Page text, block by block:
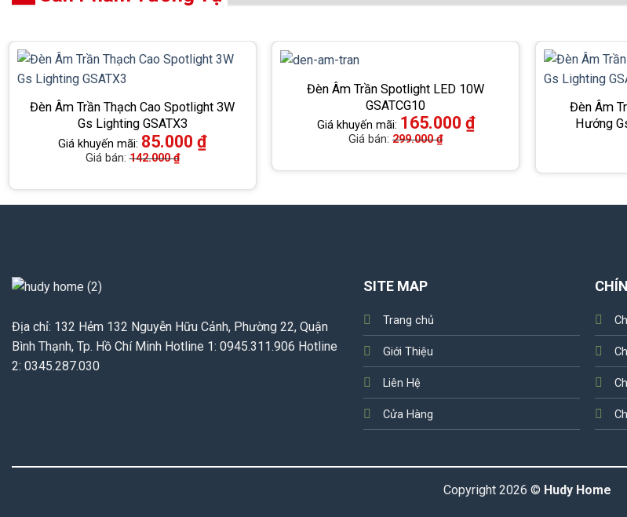
Đèn Âm Trần Thạch Cao Spotlight 3W
Gs Lighting GSATX3
Giá khuyến mãi: 85.000₫
Giá bán:142.000₫
Đèn Âm Trần Spotlight LED 10W
GSATCG10
Giá khuyến mãi: 165.000 ₫
Giá bán:299.000₫
Đèn Âm
Hướng
Địa chỉ: 132 Hẻm 132 Nguyễn Hữu Cảnh, Phường 22, Quận
Bình Thạnh, Tp. Hồ Chí Minh Hotline 1: 0945.311.906 Hotline
2: 0345.287.030
SITE MAP
Trang chủ
Giới Thiệu
Liên Hệ
Cửa Hàng
Copyright 2026 © Hudy Home